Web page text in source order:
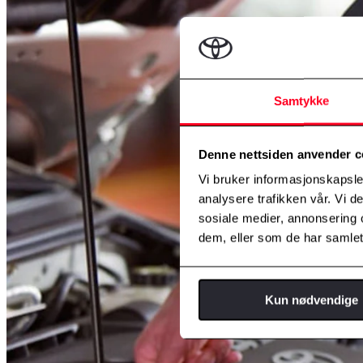
Samtykke
Denne nettsiden anvender
Vi bruker
analysere trafikken vår. Vi
sosiale medier,
dem, eller som de har
Kun nødvendige